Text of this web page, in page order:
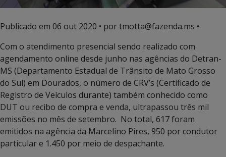
Publicado em 06 out 2020 • por tmotta@fazenda.ms •
Com o atendimento presencial sendo realizado com
agendamento online desde junho nas agências do Detran-
MS (Departamento Estadual de Trânsito de Mato Grosso
do Sul) em Dourados, o número de CRV’s (Certificado de
Registro de Veículos durante) também conhecido como
DUT ou recibo de compra e venda, ultrapassou três mil
emissões no mês de setembro. No total, 617 foram
emitidos na agência da Marcelino Pires, 950 por condutor
particular e 1.450 por meio de despachante.